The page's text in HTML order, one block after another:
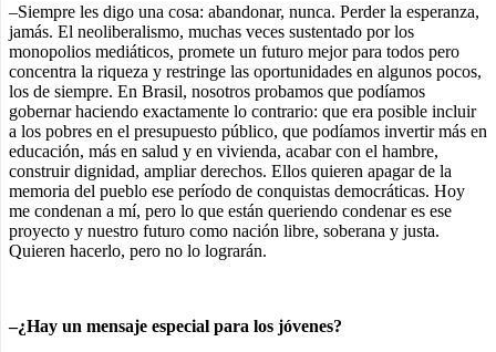
–Siempre les digo una cosa: abandonar, nunca. Perder la esperanza,
jamás. El neoliberalismo, muchas veces sustentado por los
monopolios mediáticos, promete un futuro mejor para todos pero
concentra la riqueza y restringe las oportunidades en algunos pocos,
los de siempre. En Brasil, nosotros probamos que podíamos
gobernar haciendo exactamente lo contrario: que era posible incluir
a los pobres en el presupuesto público, que podíamos invertir más en
educación, más en salud y en vivienda, acabar con el hambre,
construir dignidad, ampliar derechos. Ellos quieren apagar de la
memoria del pueblo ese período de conquistas democráticas. Hoy
me condenan a mí, pero lo que están queriendo condenar es ese
proyecto y nuestro futuro como nación libre, soberana y justa.
Quieren hacerlo, pero no lo lograrán.
–¿Hay un mensaje especial para los jóvenes?